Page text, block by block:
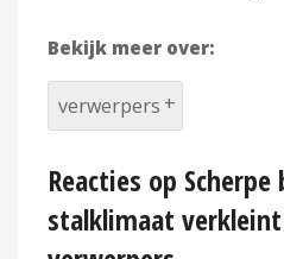
Bekijk meer over:
verwerpers
Reacties op
stalklimaat